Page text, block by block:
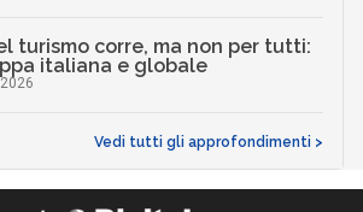
turismo corre, ma non per tutti:
italiana e globale
Vedi tutti gli approfondimenti >